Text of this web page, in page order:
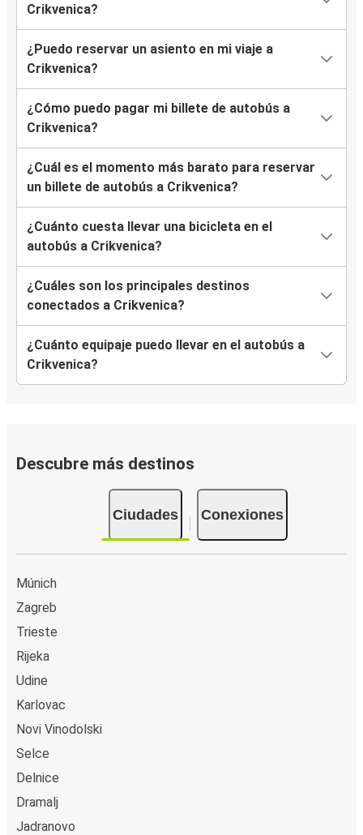
Crikvenica?
¿Puedo reservar un asiento en mi viaje a
Crikvenica?
¿Cómo puedo pagar mi billete de autobús a
Crikvenica?
¿Cuál es el momento más barato para reservar
un billete de autobús a Crikvenica?
¿Cuánto cuesta llevar una bicicleta en el
autobús a Crikvenica?
¿Cuáles son los principales destinos
conectados a Crikvenica?
¿Cuánto equipaje puedo llevar en el autobús a
Crikvenica?
Descubre más destinos
Ciudades Conexiones
Múnich
Zagreb
Trieste
Rijeka
Udine
Karlovac
Novi Vinodolski
Selce
Delnice
Dramalj
Jadranovo